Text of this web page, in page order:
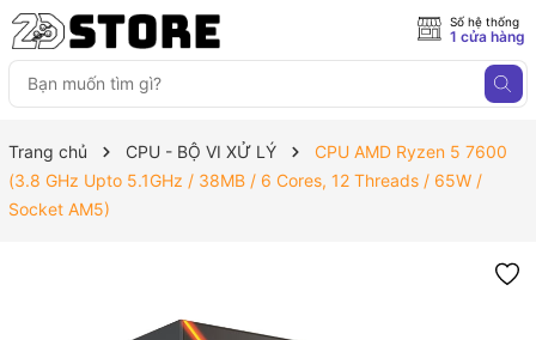
Số hệ thống
1 cửa hàng
Trang chủ CPU - BỘ VI XỬ LÝ
CPU AMD Ryzen 5 7600
(3.8 GHz Upto 5.1GHz / 38MB / 6 Cores, 12 Threads / 65W /
Socket AM5)